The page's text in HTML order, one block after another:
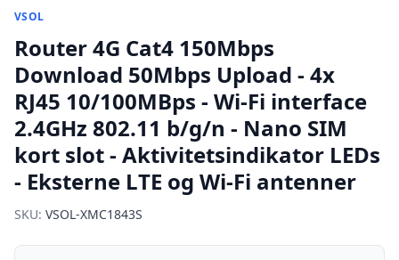
VSOL
Router 4G Cat4 150Mbps
Download 50Mbps Upload - 4x
RJ45 10/100MBps - Wi-Fi interface
2.4GHz 802.11 b/g/n - Nano SIM
kort slot - Aktivitetsindikator LEDs
- Eksterne LTE og Wi-Fi antenner
SKU: VSOL-XMC1843S